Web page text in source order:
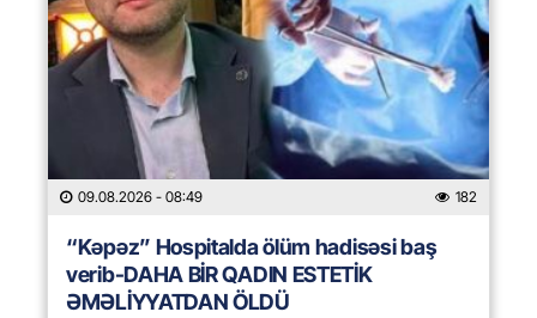
09.08.2026 - 08:49 182
“Kəpəz” Hospitalda ölüm hadisəsi baş
verib-DAHA BİR QADIN ESTETİK
ƏMƏLİYYATDAN ÖLDÜ